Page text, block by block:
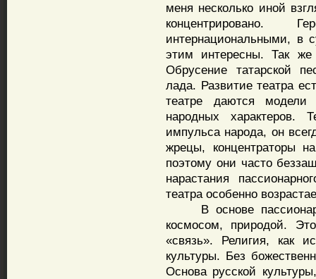
меня несколько иной
интернациональными, в
этим интересны. Так
Обрусение татарской
лада. Развитие театра
театре даются модели
народных характеров.
импульса народа, он
жрецы, концентраторы
поэтому они часто
нарастания
театра особенно
В основе
космосом, природой.
«связь». Религия, как
культуры. Без
Основа русской